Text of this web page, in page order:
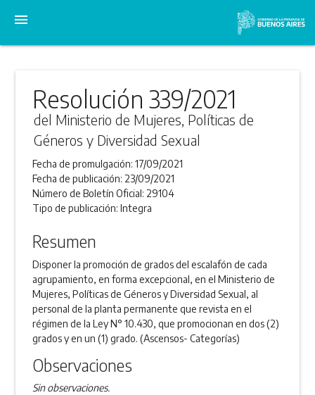
menu
Resolución 339/2021
del Ministerio de Mujeres, Políticas de
Géneros y Diversidad Sexual
Fecha de promulgación:17/09/2021
Fecha de publicación: 23/09/2021
Número de Boletín Oficial: 29104
Tipo de publicación:Integra
Resumen
Disponer la promoción de grados del escalafón de cada
agrupamiento, en forma excepcional, en el Ministerio de
Mujeres, Políticas de Géneros y Diversidad Sexual, al
personal de la planta permanente que revista en el
régimen de la Ley N° 10.430, que promocionan en dos (2)
grados y en un (1) grado. (Ascensos- Categorías)
Observaciones
Sin observaciones.